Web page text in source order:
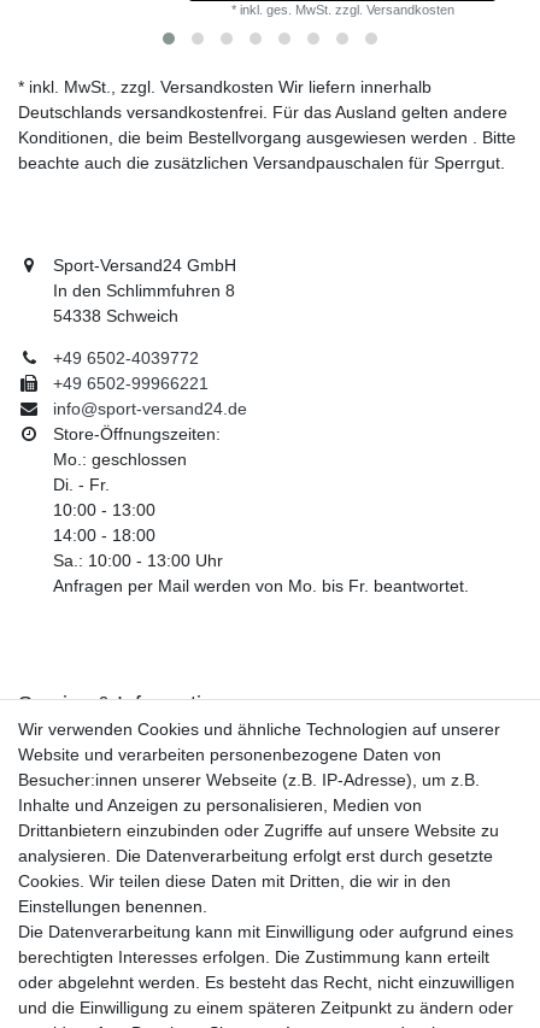
* inkl. ges. MwSt. zzgl. Versandkosten
* inkl. MwSt., zzgl. Versandkosten Wir liefern innerhalb
Deutschlands versandkostenfrei. Für das Ausland gelten andere
Konditionen, die beim Bestellvorgang ausgewiesen werden . Bitte
beachte auch die zusätzlichen Versandpauschalen für Sperrgut.
Sport-Versand24 GmbH
In den Schlimmfuhren 8
54338 Schweich
+49 6502-4039772
+49 6502-99966221
info@sport-versand24.de
Store-Öffnungszeiten:
Mo.: geschlossen
Di. - Fr.
10:00 - 13:00
14:00 - 18:00
Sa.: 10:00 - 13:00 Uhr
Anfragen per Mail werden von Mo. bis Fr. beantwortet.
Service & Informationen
Kontakt
Retouren
Widerrufsrecht
Widerrufs­formular
Impressum
Daten­schutz­erklärung
AGB
Größentabelle
Kataloge
Barrierefreiheitserklärung
Sicherheitsinformationen
Wir verwenden Cookies und ähnliche Technologien auf unserer
Website und verarbeiten personenbezogene Daten von
Besucher:innen unserer Webseite (z.B. IP-Adresse), um z.B.
Inhalte und Anzeigen zu personalisieren, Medien von
Drittanbietern einzubinden oder Zugriffe auf unsere Website zu
analysieren. Die Datenverarbeitung erfolgt erst durch gesetzte
Cookies. Wir teilen diese Daten mit Dritten, die wir in den
Einstellungen benennen.
Die Datenverarbeitung kann mit Einwilligung oder aufgrund eines
berechtigten Interesses erfolgen. Die Zustimmung kann erteilt
oder abgelehnt werden. Es besteht das Recht, nicht einzuwilligen
und die Einwilligung zu einem späteren Zeitpunkt zu ändern oder